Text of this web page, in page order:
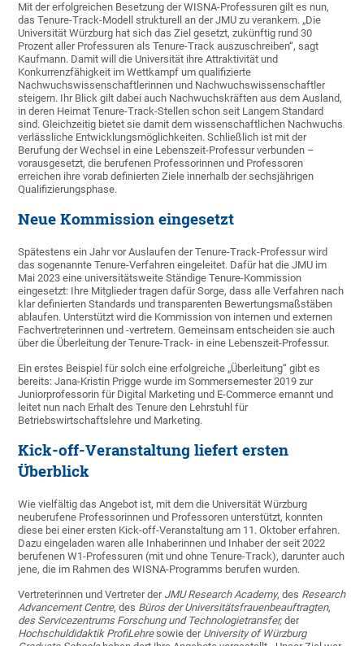
Mit der erfolgreichen Besetzung der WISNA-Professuren gilt es nun,
das Tenure-Track-Modell strukturell an der JMU zu verankern. „Die
Universität Würzburg hat sich das Ziel gesetzt, zukünftig rund 30
Prozent aller Professuren als Tenure-Track auszuschreiben“, sagt
Kaufmann. Damit will die Universität ihre Attraktivität und
Konkurrenzfähigkeit im Wettkampf um qualifizierte
Nachwuchswissenschaftlerinnen und Nachwuchswissenschaftler
steigern. Ihr Blick gilt dabei auch Nachwuchskräften aus dem Ausland,
in deren Heimat Tenure-Track-Stellen schon seit Langem Standard
sind. Gleichzeitig bietet sie damit dem wissenschaftlichen Nachwuchs
verlässliche Entwicklungsmöglichkeiten. Schließlich ist mit der
Berufung der Wechsel in eine Lebenszeit-Professur verbunden –
vorausgesetzt, die berufenen Professorinnen und Professoren
erreichen ihre vorab definierten Ziele innerhalb der sechsjährigen
Qualifizierungsphase.
Neue Kommission eingesetzt
Spätestens ein Jahr vor Auslaufen der Tenure-Track-Professur wird
das sogenannte Tenure-Verfahren eingeleitet. Dafür hat die JMU im
Mai 2023 eine universitätsweite Ständige Tenure-Kommission
eingesetzt: Ihre Mitglieder tragen dafür Sorge, dass alle Verfahren nach
klar definierten Standards und transparenten Bewertungsmaßstäben
ablaufen. Unterstützt wird die Kommission von internen und externen
Fachvertreterinnen und -vertretern. Gemeinsam entscheiden sie auch
über die Überleitung der Tenure-Track- in eine Lebenszeit-Professur.
Ein erstes Beispiel für solch eine erfolgreiche „Überleitung“ gibt es
bereits: Jana-Kristin Prigge wurde im Sommersemester 2019 zur
Juniorprofessorin für Digital Marketing und E-Commerce ernannt und
leitet nun nach Erhalt des Tenure den Lehrstuhl für
Betriebswirtschaftslehre und Marketing.
Kick-off-Veranstaltung liefert ersten
Überblick
Wie vielfältig das Angebot ist, mit dem die Universität Würzburg
neuberufene Professorinnen und Professoren unterstützt, konnten
diese bei einer ersten Kick-off-Veranstaltung am 11. Oktober erfahren.
Dazu eingeladen waren alle Inhaberinnen und Inhaber der seit 2022
berufenen W1-Professuren (mit und ohne Tenure-Track), darunter auch
jene, die im Rahmen des WISNA-Programms berufen wurden.
Vertreterinnen und Vertreter der JMU Research Academy, des Research
Advancement Centre, des Büros der Universitätsfrauenbeauftragten,
des Servicezentrums Forschung und Technologietransfer, der
Hochschuldidaktik ProfiLehresowie der University of Würzburg